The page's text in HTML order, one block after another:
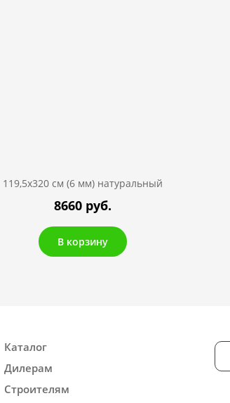
119,5х320 см (6 мм) натуральный
8660 руб.
В корзину
Каталог
Дилерам
Строителям